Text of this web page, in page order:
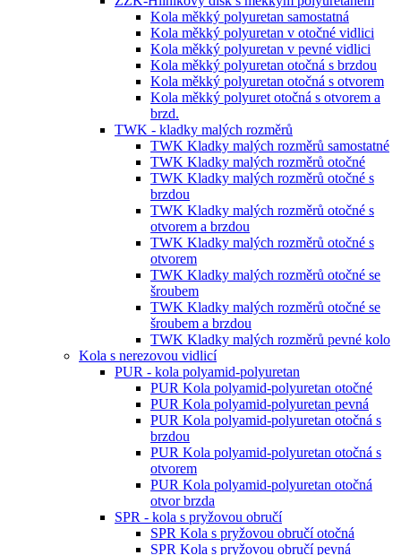
Kola měkký polyuretan samostatná
Kola měkký polyuretan v otočné vidlici
Kola měkký polyuretan v pevné vidlici
Kola měkký polyuretan otočná s brzdou
Kola měkký polyuretan otočná s otvorem
Kola měkký polyuret otočná s otvorem a
brzd.
TWK - kladky malých rozměrů
TWK Kladky malých rozměrů samostatné
TWK Kladky malých rozměrů otočné
TWK Kladky malých rozměrů otočné s
brzdou
TWK Kladky malých rozměrů otočné s
otvorem a brzdou
TWK Kladky malých rozměrů otočné s
otvorem
TWK Kladky malých rozměrů otočné se
šroubem
TWK Kladky malých rozměrů otočné se
šroubem a brzdou
TWK Kladky malých rozměrů pevné kolo
Kola s nerezovou vidlicí
PUR - kola polyamid-polyuretan
PUR Kola polyamid-polyuretan otočné
PUR Kola polyamid-polyuretan pevná
PUR Kola polyamid-polyuretan otočná s
brzdou
PUR Kola polyamid-polyuretan otočná s
otvorem
PUR Kola polyamid-polyuretan otočná
otvor brzda
SPR - kola s pryžovou obručí
SPR Kola s pryžovou obručí otočná
SPR Kola s pryžovou obručí pevná